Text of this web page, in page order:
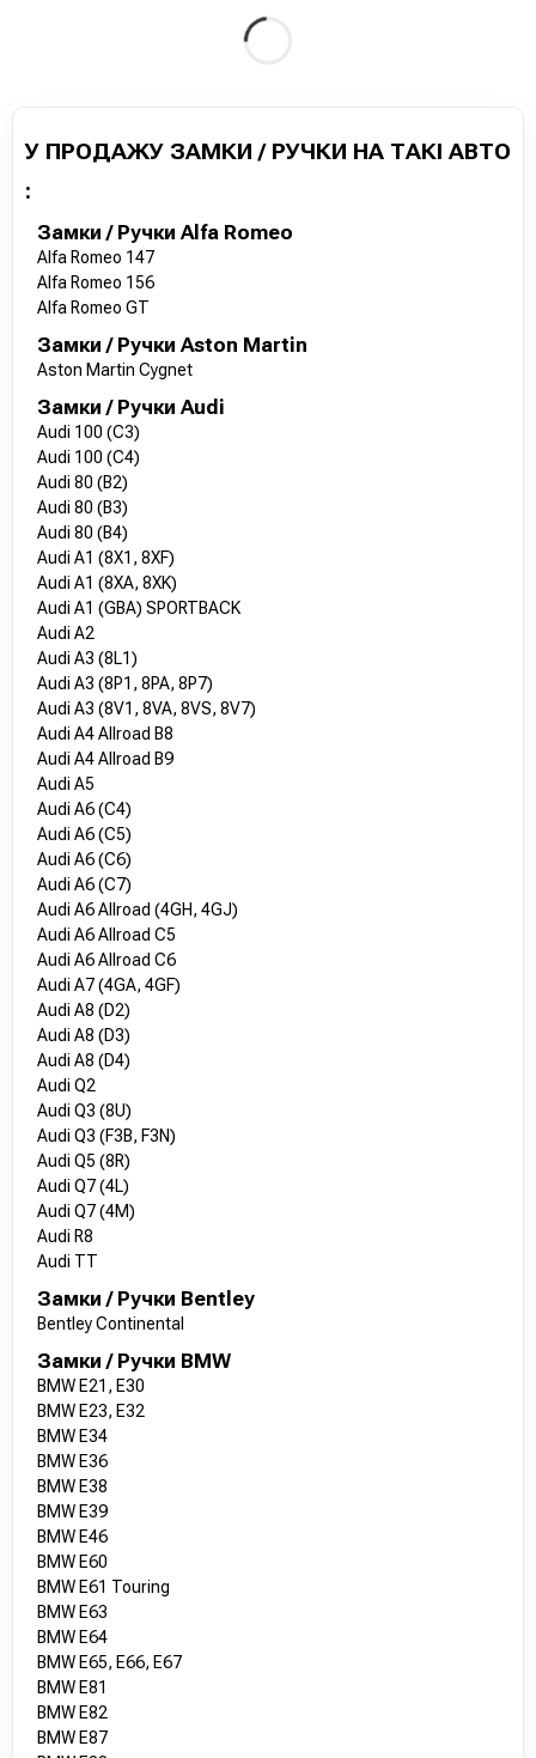
У ПРОДАЖУ ЗАМКИ / РУЧКИ НА ТАКІ АВТО
:
Замки / Ручки Alfa Romeo
Alfa Romeo 147
Alfa Romeo 156
Alfa Romeo GT
Замки / Ручки Aston Martin
Aston Martin Cygnet
Замки / Ручки Audi
Audi 100 (C3)
Audi 100 (C4)
Audi 80 (B2)
Audi 80 (B3)
Audi 80 (B4)
Audi A1 (8X1, 8XF)
Audi A1 (8XA, 8XK)
Audi A1 (GBA) SPORTBACK
Audi A2
Audi A3 (8L1)
Audi A3 (8P1, 8PA, 8P7)
Audi A3 (8V1, 8VA, 8VS, 8V7)
Audi A4 Allroad B8
Audi A4 Allroad B9
Audi A5
Audi A6 (C4)
Audi A6 (C5)
Audi A6 (C6)
Audi A6 (C7)
Audi A6 Allroad (4GH, 4GJ)
Audi A6 Allroad C5
Audi A6 Allroad C6
Audi A7 (4GA, 4GF)
Audi A8 (D2)
Audi A8 (D3)
Audi A8 (D4)
Audi Q2
Audi Q3 (8U)
Audi Q3 (F3B, F3N)
Audi Q5 (8R)
Audi Q7 (4L)
Audi Q7 (4M)
Audi R8
Audi TT
Замки / Ручки Bentley
Bentley Continental
Замки / Ручки BMW
BMW E21, E30
BMW E23, E32
BMW E34
BMW E36
BMW E38
BMW E39
BMW E46
BMW E60
BMW E61 Touring
BMW E63
BMW E64
BMW E65, E66, E67
BMW E81
BMW E82
BMW E87